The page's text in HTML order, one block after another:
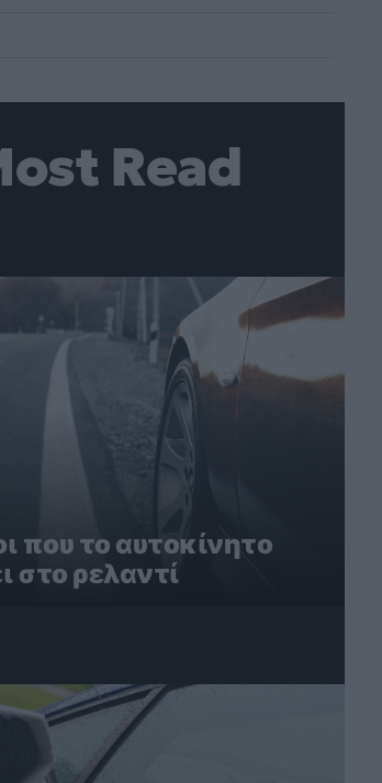
Read
που το αυτοκίνητο
στο ρελαντί